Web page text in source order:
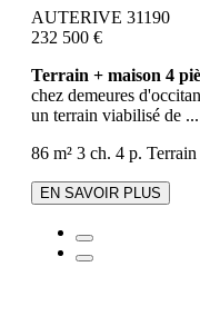
AUTERIVE 31190
232 500 €
Terrain + maison 4
chez demeures
un terrain viabilisé de ...
86 m² 3 ch. 4 p. Terrain
EN SAVOIR PLUS